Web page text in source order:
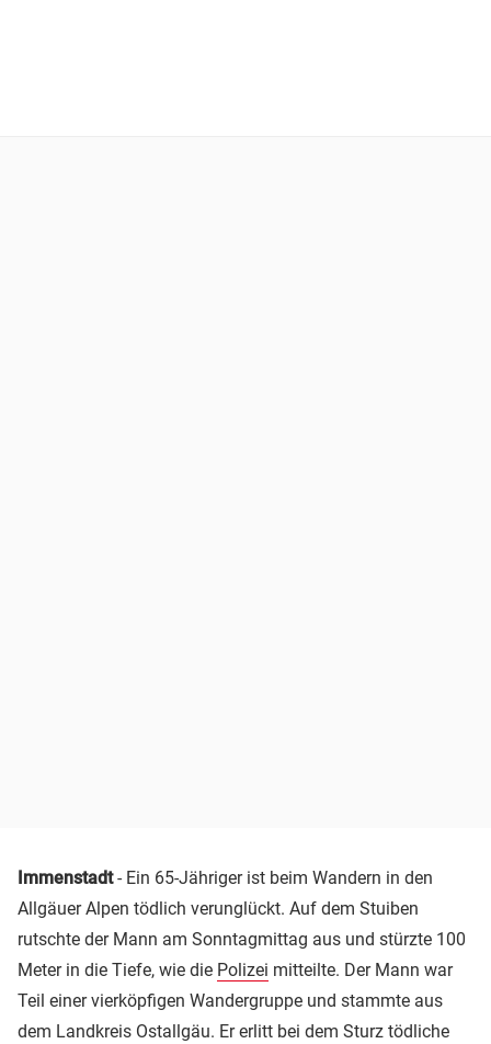
Immenstadt- Ein 65-Jähriger ist beim Wandern in den
Allgäuer Alpen tödlich verunglückt. Auf dem Stuiben
rutschte der Mann am Sonntagmittag aus und stürzte 100
Meter in die Tiefe, wie die Polizei mitteilte. Der Mann war
Teil einer vierköpfigen Wandergruppe und stammte aus
dem Landkreis Ostallgäu. Er erlitt bei dem Sturz tödliche